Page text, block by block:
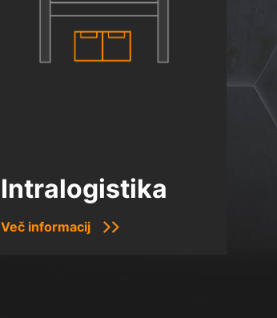
Intralogistika
Več informacij